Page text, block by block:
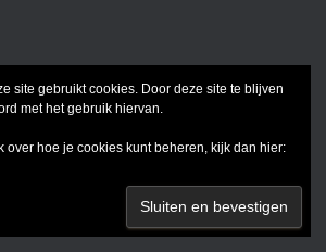
FACEBOOK
INSTAGRAM
LINKEDIN
ThemeIsle
site gebruikt cookies. Door deze site te blijven
met het gebruik hiervan.
over hoe je cookies kunt beheren, kijk dan hier: